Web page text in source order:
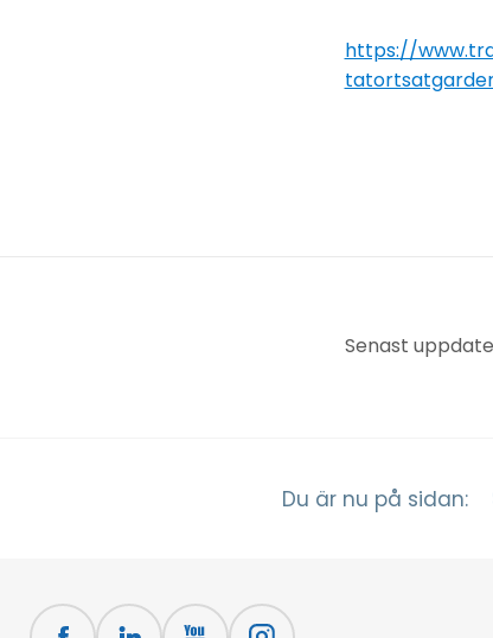
https://
Senast
Du är nu på sidan: